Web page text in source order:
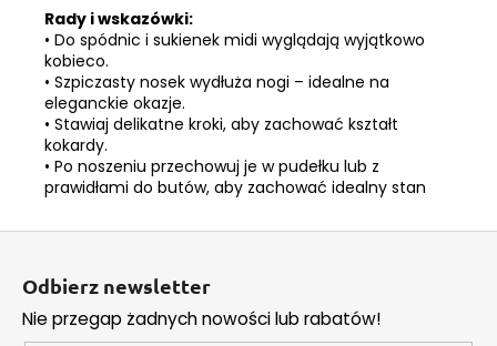
Rady i wskazówki:
• Do spódnic i sukienek midi wyglądają wyjątkowo
kobieco.
• Szpiczasty nosek wydłuża nogi – idealne na
eleganckie okazje.
• Stawiaj delikatne kroki, aby zachować kształt
kokardy.
• Po noszeniu przechowuj je w pudełku lub z
prawidłami do butów, aby zachować idealny stan
Odbierz newsletter
Nie przegap żadnych nowości lub rabatów!